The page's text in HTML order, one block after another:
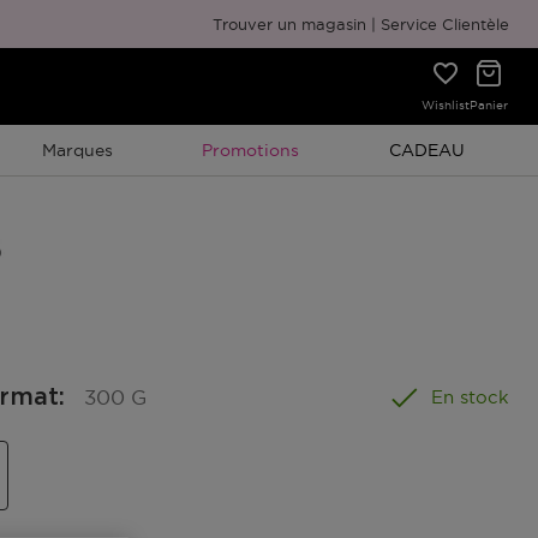
Emballage cadeau gratuit
Trouver un magasin Service Clientèle
WishlistPanier
Marques Promotion À Durée Limitée
Promotions Promotion À
CADEAU
: 300 G En stock